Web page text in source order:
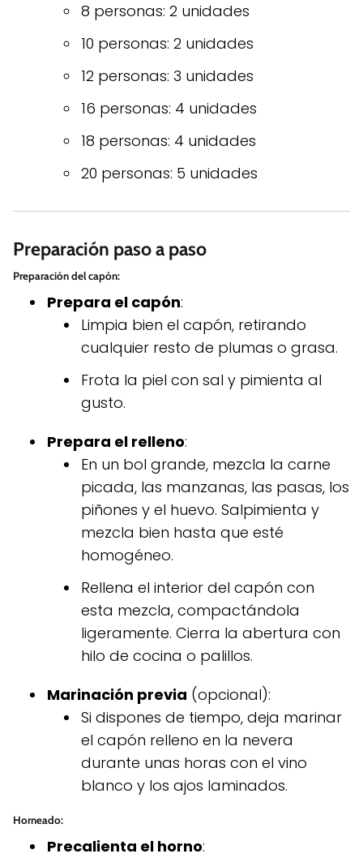
8 personas: 2 unidades
10 personas: 2 unidades
12 personas: 3 unidades
16 personas: 4 unidades
18 personas: 4 unidades
20 personas: 5 unidades
Preparación paso a paso
Preparación del capón:
Prepara el capón:
Limpia bien el capón, retirando
cualquier resto de plumas o grasa.
Frota la piel con sal y pimienta al
gusto.
Prepara el relleno:
En un bol grande, mezcla la carne
picada, las manzanas, las pasas, los
piñones y el huevo. Salpimienta y
mezcla bien hasta que esté
homogéneo.
Rellena el interior del capón con
esta mezcla, compactándola
ligeramente. Cierra la abertura con
hilo de cocina o palillos.
Marinación previa (opcional):
Si dispones de tiempo, deja marinar
el capón relleno en la nevera
durante unas horas con el vino
blanco y los ajos laminados.
Horneado:
Precalienta el horno: